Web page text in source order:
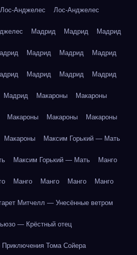
Лос-Анджелес Лос-Анджелес
Мадрид Мадрид Мадрид
Мадрид Мадрид Мадрид
Мадрид Мадрид Мадрид
Мадрид Макароны Макароны
Макароны Макароны Макароны
Макароны Максим Горький — Мать
Максим Горький — Мать Манго
Манго Манго Манго Манго
Митчелл — Унесённые ветром
— Крёстный отец
Тома Сойера